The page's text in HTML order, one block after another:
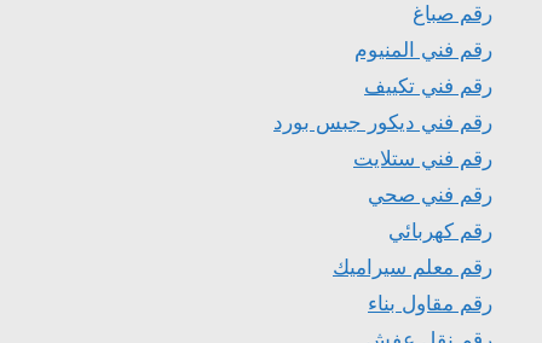
رقم صباغ
رقم فني المنيوم
رقم فني تكييف
رقم فني ديكور جبس بورد
رقم فني ستلايت
رقم فني صحي
رقم كهربائي
رقم معلم سيراميك
رقم مقاول بناء